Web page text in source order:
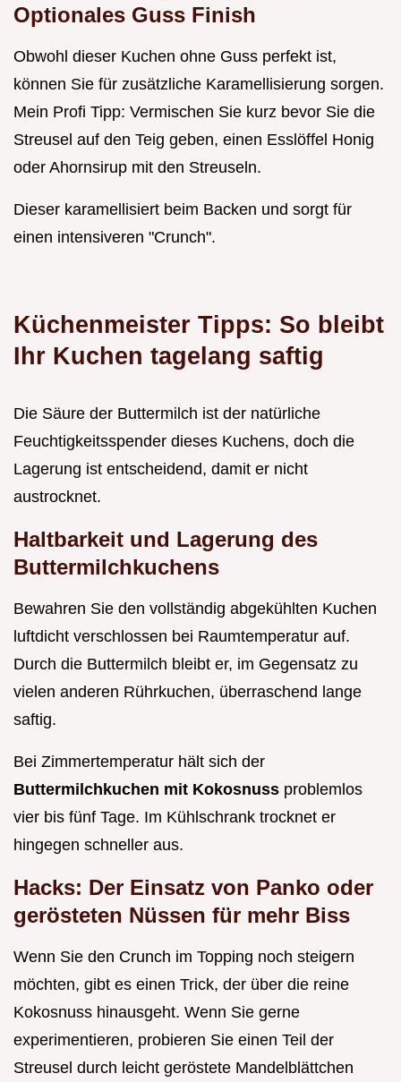
Optionales Guss Finish
Obwohl dieser Kuchen ohne Guss perfekt ist,
können Sie für zusätzliche Karamellisierung sorgen.
Mein Profi Tipp: Vermischen Sie kurz bevor Sie die
Streusel auf den Teig geben, einen Esslöffel Honig
oder Ahornsirup mit den Streuseln.
Dieser karamellisiert beim Backen und sorgt für
einen intensiveren "Crunch".
Küchenmeister Tipps: So bleibt
Ihr Kuchen tagelang saftig
Die Säure der Buttermilch ist der natürliche
Feuchtigkeitsspender dieses Kuchens, doch die
Lagerung ist entscheidend, damit er nicht
austrocknet.
Haltbarkeit und Lagerung des
Buttermilchkuchens
Bewahren Sie den vollständig abgekühlten Kuchen
luftdicht verschlossen bei Raumtemperatur auf.
Durch die Buttermilch bleibt er, im Gegensatz zu
vielen anderen Rührkuchen, überraschend lange
saftig.
Bei Zimmertemperatur hält sich der
Buttermilchkuchen mit Kokosnuss problemlos
vier bis fünf Tage. Im Kühlschrank trocknet er
hingegen schneller aus.
Hacks: Der Einsatz von Panko oder
gerösteten Nüssen für mehr Biss
Wenn Sie den Crunch im Topping noch steigern
möchten, gibt es einen Trick, der über die reine
Kokosnuss hinausgeht. Wenn Sie gerne
experimentieren, probieren Sie einen Teil der
Streusel durch leicht geröstete Mandelblättchen